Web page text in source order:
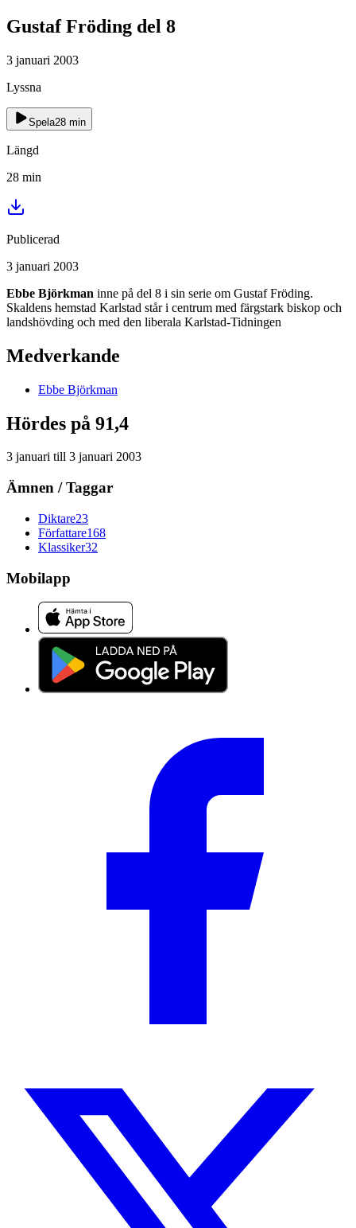
Gustaf Fröding del 8
3 januari 2003
Lyssna
Spela28 min
Längd
28 min
Publicerad
3 januari 2003
Ebbe Björkman inne på del 8 i sin serie om Gustaf Fröding.
Skaldens hemstad Karlstad står i centrum med färgstark biskop och
landshövding och med den liberala Karlstad-Tidningen
Medverkande
Ebbe Björkman
Hördes på 91,4
3 januari till 3 januari 2003
Ämnen / Taggar
Diktare23
Författare168
Klassiker32
Mobilapp